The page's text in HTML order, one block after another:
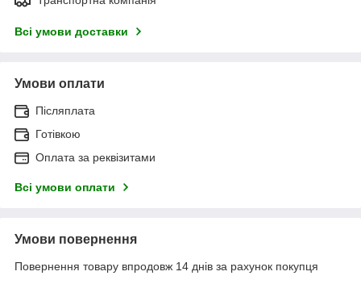
Всі умови доставки
Умови оплати
Післяплата
Готівкою
Оплата за реквізитами
Всі умови оплати
Умови повернення
Повернення товару впродовж 14 днів за рахунок покупця